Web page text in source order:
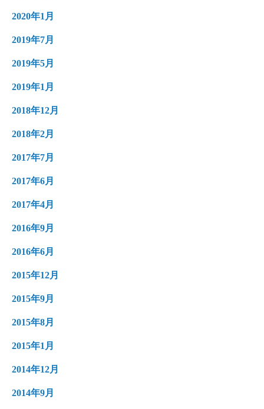
2020年1月
2019年7月
2019年5月
2019年1月
2018年12月
2018年2月
2017年7月
2017年6月
2017年4月
2016年9月
2016年6月
2015年12月
2015年9月
2015年8月
2015年1月
2014年12月
2014年9月